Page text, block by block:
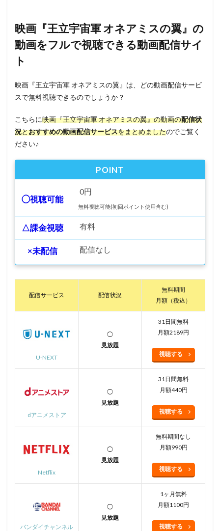
映画『王立宇宙軍 オネアミスの翼』の
動画をフルで視聴できる動画配信サイ
ト
映画『王立宇宙軍 オネアミスの翼』は、どの動画配信サービ
スで無料視聴できるのでしょうか？
こちらに映画『王立宇宙軍 オネアミスの翼』の動画の配信状
況とおすすめの動画配信サービスをまとめましたのでご覧く
ださい♪
POINT
◯視聴可能
0円
無料視聴可能(初回ポイント使用含む)
△課金視聴 有料
×未配信 配信なし
配信サービス 配信状況
無料期間
月額（税込）
U-NEXT
◯
見放題
31日間無料
月額2189円
視聴する
dアニメストア
◯
見放題
31日間無料
月額440円
視聴する
Netflix
◯
見放題
無料期間なし
月額990円
視聴する
バンダイチャンネル
◯
見放題
1ヶ月無料
月額1100円
視聴する